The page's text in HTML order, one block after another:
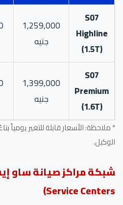
S07
Highline
(1.5T)
1,259,000
جنيه
S07
Premium
(1.6T)
1,399,000
جنيه
الأسعار قابلة للتغير يومياً
Service